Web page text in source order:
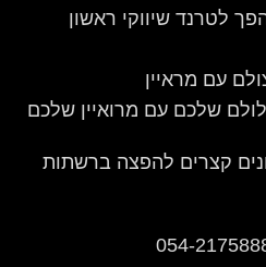
לטרנד שיווקי ראשון
עם מראיין
שלכם עם מרואיין שלכם
קצרים להפצה ברשתות